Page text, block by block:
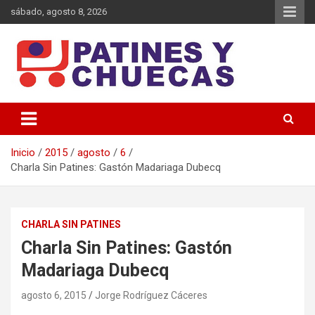
Saltar
al
sábado, agosto 8, 2026
Patines y Chuecas
Inicio 2015 agosto
6
Charla Sin Patines: Gastón Madariaga Dubecq
CHARLA SIN PATINES
Charla Sin Patines: Gastón
Madariaga Dubecq
agosto 6, 2015 Jorge Rodríguez Cáceres